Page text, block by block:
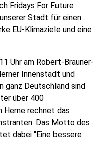
Fridays For Future
Stadt für einen
EU-Klimaziele und eine
Uhr am Robert-Brauner-
Innenstadt und
ganz Deutschland sind
über 400
Herne rechnet das
Das Motto des
dabei "Eine bessere